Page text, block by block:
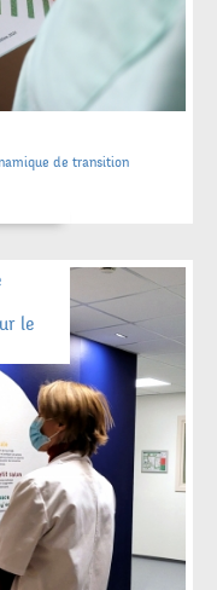
de transition
le